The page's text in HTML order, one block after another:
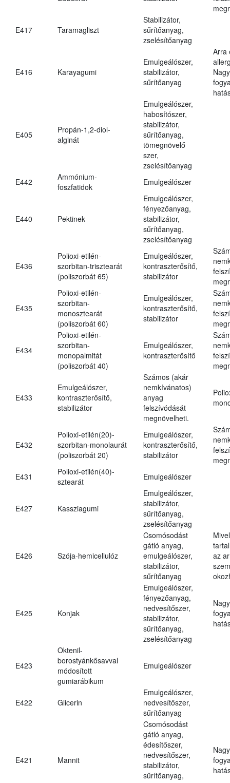
E417 Taramagliszt
Stabilizátor,
sűrítőanyag,
zselésítőanyag
E416 Karayagumi
Emulgeálószer,
stabilizátor,
sűrítőanyag
Arra
E405
Propán-1,2-diol-
alginát
Emulgeálószer,
habosítószer,
stabilizátor,
sűrítőanyag,
tömegnövelő
szer,
zselésítőanyag
E442
Ammónium-
foszfatidok
Emulgeálószer
E440 Pektinek
Emulgeálószer,
fényezőanyag,
stabilizátor,
sűrítőanyag,
zselésítőanyag
E436
Polioxi-etilén-
szorbitan-trisztearát
(poliszorbát 65)
Emulgeálószer,
kontraszterősítő,
stabilizátor
E435
Polioxi-etilén-
szorbitan-
monosztearát
(poliszorbát 60)
Emulgeálószer,
kontraszterősítő,
stabilizátor
E434
Polioxi-etilén-
szorbitan-
monopalmitát
(poliszorbát 40)
Emulgeálószer,
kontraszterősítő
E433
Emulgeálószer,
kontraszterősítő,
stabilizátor
Számos (akár
nemkívánatos)
anyag
felszívódását
megnövelheti.
E432
Polioxi-etilén(20)-
szorbitan-monolaurát
(poliszorbát 20)
Emulgeálószer,
kontraszterősítő,
stabilizátor
E431
Polioxi-etilén(40)-
sztearát
Emulgeálószer
E427 Kassziagumi
Emulgeálószer,
stabilizátor,
sűrítőanyag,
zselésítőanyag
E426 Szója-hemicellulóz
Csomósodást
gátló anyag,
emulgeálószer,
stabilizátor,
sűrítőanyag
az
E425 Konjak
Emulgeálószer,
fényezőanyag,
nedvesítőszer,
stabilizátor,
sűrítőanyag,
zselésítőanyag
E423
Oktenil-
borostyánkősavval
módosított
gumiarábikum
Emulgeálószer
E422 Glicerin
Emulgeálószer,
nedvesítőszer,
sűrítőanyag
E421 Mannit
Csomósodást
gátló anyag,
édesítőszer,
nedvesítőszer,
stabilizátor,
sűrítőanyag,